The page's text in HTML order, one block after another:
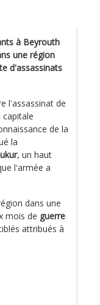
à Beyrouth
une région
d'assassinats
l'assassinat de
capitale
de la
la
, un haut
l'armée a
dans une
mois de guerre
attribués à